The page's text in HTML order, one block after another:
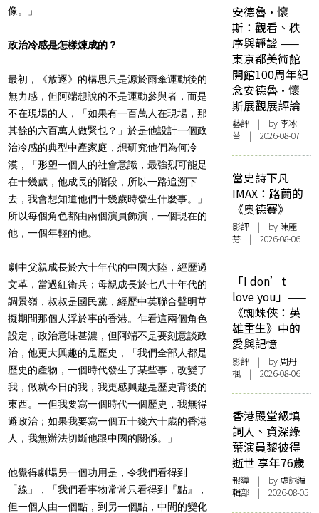
像。」
政治冷感是怎樣煉成的？
最初，《放逐》的構思只是源於雨傘運動後的
無力感，但阿端想說的不是運動參與者，而是
不在現場的人，「如果有一百萬人在現場，那
其餘的六百萬人做緊乜？」於是他設計一個政
治冷感的典型中產家庭，想研究他們為何冷
漠，「形塑一個人的社會意識，最強烈可能是
在十幾歲，他成長的階段，所以一路追溯下
去，我會想知道他們十幾歲時發生什麼事。」
所以每個角色都由兩個演員飾演，一個現在的
他，一個年輕的他。
劇中父親成長於六十年代的中國大陸，經歷過
文革，當過紅衛兵；母親成長於七八十年代的
調景嶺，叔叔是國民黨，經歷中英聯合聲明草
擬期間那個人浮於事的香港。乍看這兩個角色
設定，政治意味甚濃，但阿端不是要刻意談政
治，他更大興趣的是歷史，「我們全部人都是
歷史的產物，一個時代發生了某些事，改變了
我，做就今日的我，我更感興趣是歷史背後的
東西。一但我要寫一個時代一個歷史，我無得
避政治；如果我要寫一個五十幾六十歲的香港
人，我無辦法切斷他跟中國的關係。」
他覺得劇場另一個功用是，令我們看得到
「線」，「我們看事物常常只看得到『點』，
但一個人由一個點，到另一個點，中間的變化
安德魯·懷
斯：觀看、秩
序與靜謐 ——
東京都美術館
開館100周年紀
念安德魯·懷
斯展觀展評論
藝評 | by 李冰
苔 | 2026-08-07
當史詩下凡
IMAX：路蘭的
《奧德賽》
影評 | by 陳麗
芬 | 2026-08-06
「I don’t
love you」——
《蜘蛛俠：英
雄重生》中的
愛與記憶
影評 | by周丹
楓 | 2026-08-06
香港殿堂級填
詞人、資深綠
葉演員黎彼得
逝世 享年76歲
報導 | by 虛詞編
輯部 | 2026-08-05